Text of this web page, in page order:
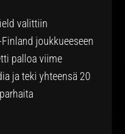
valittiin
joukkueeseen
palloa viime
ja teki yhteensä 20